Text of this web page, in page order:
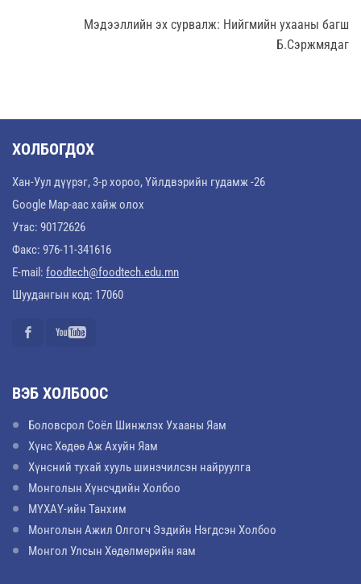
Мэдээллийн эх сурвалж: Нийгмийн ухааны багш
Б.Сэржмядаг
ХОЛБОГДОХ
Хан-Уул дүүрэг, 3-р хороо, Үйлдвэрийн гудамж -26
Google Map-аас хайж олох
Утас: 90172626
Факс: 976-11-341616
E-mail: foodtech@foodtech.edu.mn
Шуудангын код: 17060
ВЭБ ХОЛБООС
Боловсрол Соёл Шинжлэх Ухааны Яам
Хүнс Хөдөө Аж Ахуйн Яам
Хүнсний тухай хууль шинэчилсэн найруулга
Монголын Хүнсчдийн Холбоо
МҮХАҮ-ийн Танхим
Монголын Ажил Олгогч Эздийн Нэгдсэн Холбоо
Монгол Улсын Хөдөлмөрийн яам